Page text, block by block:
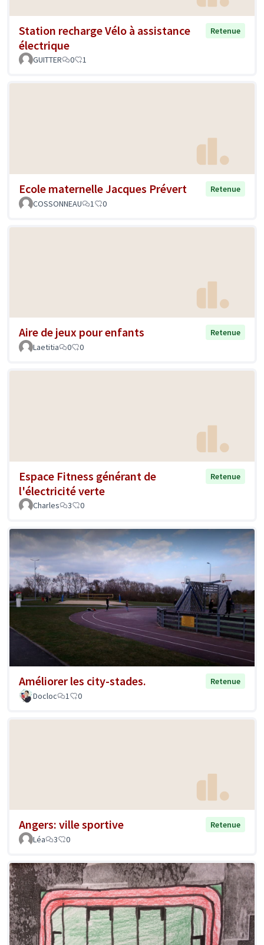
Station recharge Vélo à assistance
électrique
Retenue
GUITTER 0 1
Ecole maternelle Jacques Prévert
Retenue
COSSONNEAU
1 0
Aire de jeux pour enfants
Retenue
Laetitia
0 0
Espace Fitness générant de
l'électricité verte
Retenue
Charles 3 0
Améliorer les city-stades.
Retenue
Docloc
1 0
Angers: ville sportive
Retenue
Léa
3 0